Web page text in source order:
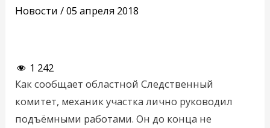
Новости /05 апреля 2018
1 242
Как сообщает областной Следственный
комитет, механик участка лично руководил
подъёмными работами. Он до конца не